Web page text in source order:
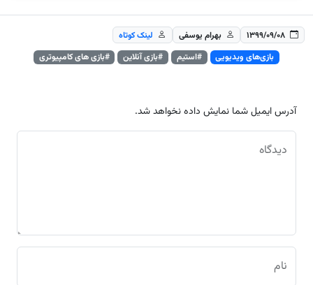
۱۳۹۹/۰۹/۰۸ بهرام یوسفی
لینک کوتاه
بازی‌های ویدیویی
#استیم #بازی آنلاین #بازی های کامپیوتری
آدرس ایمیل شما نمایش داده نخواهد شد.
دیدگاه
نام